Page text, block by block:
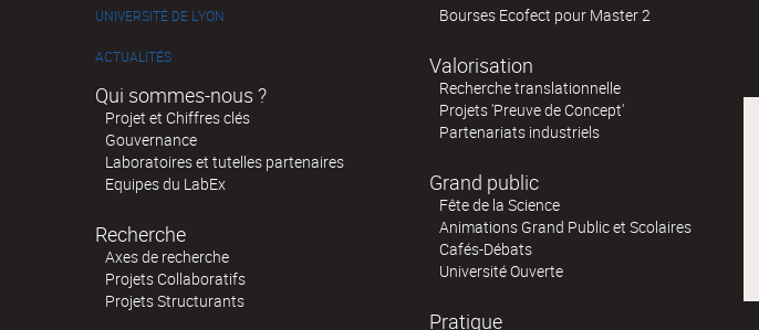
UNIVERSITÉ DE LYON
ACTUALITÉS
Qui sommes-nous ?
Projet et Chiffres clés
Gouvernance
Laboratoires et tutelles partenaires
Equipes du LabEx
Recherche
Axes de recherche
Projets Collaboratifs
Projets Structurants
Bourses Ecofect pour Master 2
Valorisation
Recherche translationnelle
Projets 'Preuve de Concept'
Partenariats industriels
Grand public
Fête de la Science
Animations Grand Public et Scolaires
Cafés-Débats
Université Ouverte
Pratique